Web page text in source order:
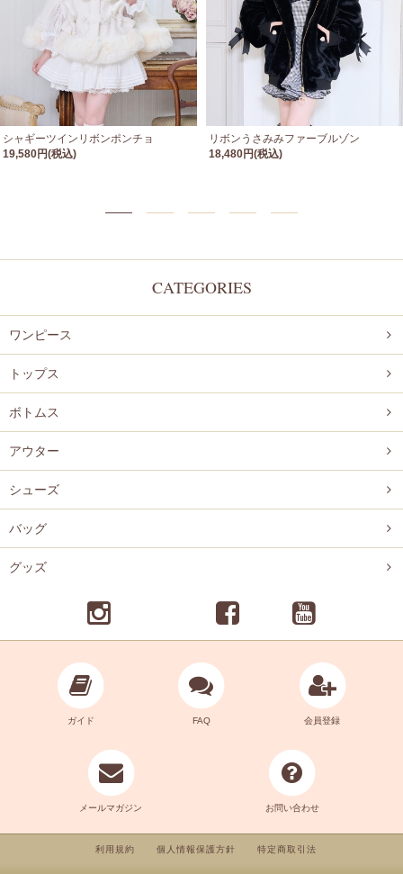
シャギーツインリボンポンチョ
19,580円(税込)
リボンうさみみファーブルゾン
18,480円(税込)
CATEGORIES
ワンピース
トップス
ボトムス
アウター
シューズ
バッグ
グッズ
ガイド FAQ 会員登録
メールマガジン お問い合わせ
利用規約 個人情報保護方針 特定商取引法